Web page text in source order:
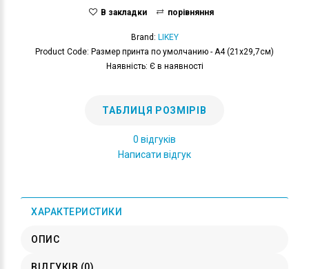
В закладки порівняння
Brand: LIKEY
Product Code: Размер принта по умолчанию - А4 (21x29,7см)
Наявність: Є в наявності
ТАБЛИЦЯ РОЗМІРІВ
0 відгуків
Написати відгук
ХАРАКТЕРИСТИКИ
ОПИС
ВІДГУКІВ (0)